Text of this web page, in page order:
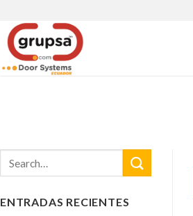
ENTRADAS RECIENTES